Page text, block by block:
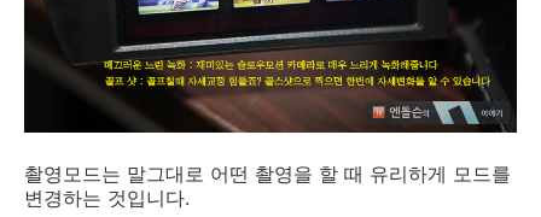
촬영모드는 말그대로 어떤 촬영을 할 때 유리하게 모드를
변경하는 것입니다.